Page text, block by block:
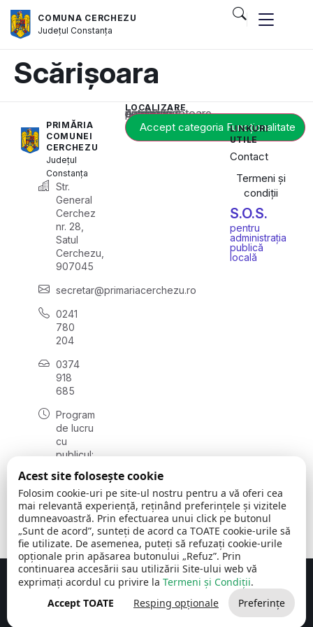
COMUNA CERCHEZU
JudețulConstanța
Scărișoara
PRIMĂRIA
COMUNEI
CERCHEZU
Județul
Constanța
Str.
General
Cerchez
nr. 28,
Satul
Cerchezu,
907045
secretar@primariacerchezu.ro
0241
780
204
0374
918
685
Program
de lucru
cu
publicul:
08:00 -
16:30
, vineri:
08:00 -
14:00
LOCALIZARE
Acest conținut este blocat până când acceptați categoria corespunzătoare de cookie-uri.
Accept categoria Funcționalitate
LINKURI
UTILE
Contact
Termeni și
condiții
S.O.S.
pentru
administrația
publică
locală
Comuna Cerchezu © 2026Toate drepturile rezervate
Concept realizat de Big Media Relații Publice SRL
Acest site folosește cookie
Folosim cookie-uri pe site-ul nostru pentru a vă oferi cea
mai relevantă experiență, reținând preferințele și vizitele
dumneavoastră. Prin efectuarea unui click pe butonul
„Sunt de acord”, sunteți de acord ca TOATE cookie-urile să
fie utilizate. De asemenea, puteți să refuzați cookie-urile
opționale prin apăsarea butonului „Refuz”. Prin
continuarea accesării sau utilizării Site-ului web vă
exprimați acordul cu privire la Termeni și Condiții.
Accept TOATE
Resping opționale Preferințe